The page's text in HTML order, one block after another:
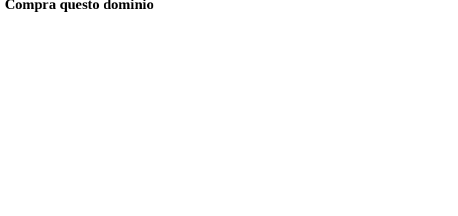
Compra questo dominio